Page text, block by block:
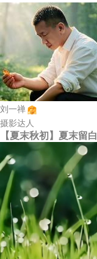
刘一禅
摄影达人
【夏末秋初】夏末留白